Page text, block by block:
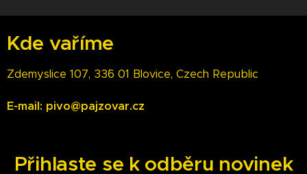
Kde vaříme
Zdemyslice 107, 33´6 01 Blovice, Czech Republic
E-mail: pivo@pajzovar.cz
Přihlaste se k odběru novinek